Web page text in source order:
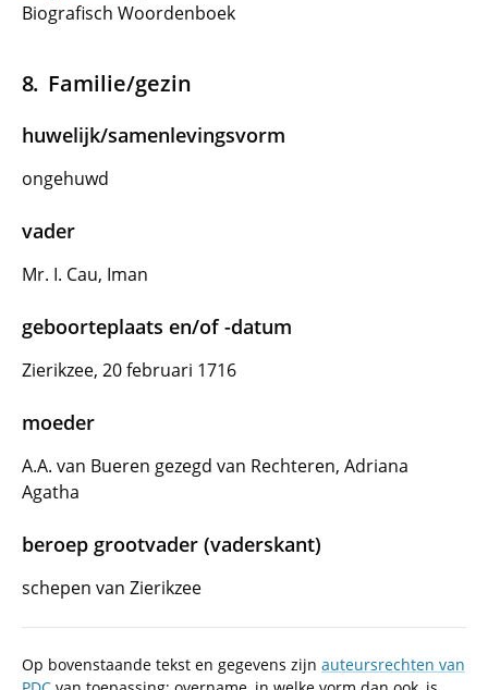
Biografisch Woordenboek
Familie/gezin
huwelijk/samenlevingsvorm
ongehuwd
vader
Mr. I. Cau, Iman
geboorteplaats en/of -datum
Zierikzee, 20 februari 1716
moeder
A.A. van Bueren gezegd van Rechteren, Adriana
Agatha
beroep grootvader (vaderskant)
schepen van Zierikzee
Op bovenstaande tekst en gegevens zijn auteursrechten van